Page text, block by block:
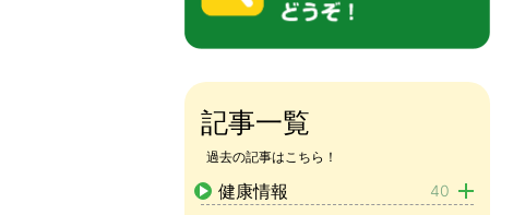
記事一覧
過去の記事はこちら！
健康情報 40